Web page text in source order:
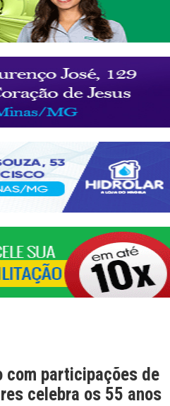
com participações de
celebra os 55 anos